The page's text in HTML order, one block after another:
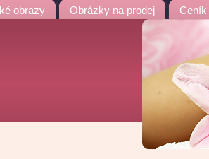
obrazy Obrázky na prodej Ceník